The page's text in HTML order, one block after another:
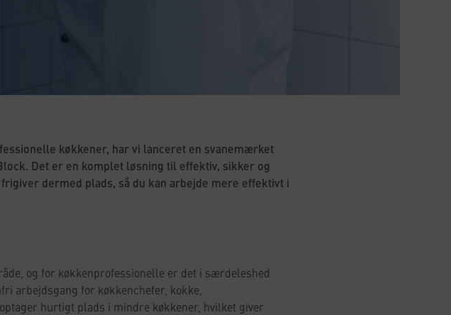
køkkener, har vi lanceret en svanemærket
Det er en komplet løsning til effektiv, sikker og
dermed plads, så du kan arbejde mere effektivt i
og for køkkenprofessionelle er det i særdeleshed
arbejdsgang for køkkenchefer, kokke,
hurtigt plads i mindre køkkener, hvilket giver